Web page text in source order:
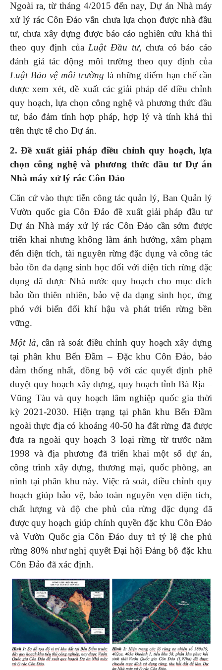
Ngoài ra, từ tháng 4/2015 đến nay, Dự án Nhà máy
xử lý rác Côn Đảo vẫn chưa lựa chọn được nhà đầu
tư, chưa xây dựng được báo cáo nghiên cứu khả thi
theo quy định của Luật Đầu tư, chưa có báo cáo
đánh giá tác động môi trường theo quy định của
Luật Bảo vệ môi trường là những điểm hạn chế cần
được xem xét, đề xuất các giải pháp để điều chỉnh
quy hoạch, lựa chọn công nghệ và phương thức đầu
tư, bảo đảm tính hợp pháp, hợp lý và tính khả thi
trên thực tế cho Dự án.
2. Đề xuất giải pháp điều chỉnh quy hoạch, lựa
chọn công nghệ và phương thức đầu tư Dự án
Nhà máy xử lý rác Côn Đảo
Căn cứ vào thực tiễn công tác quản lý, Ban Quản lý
Vườn quốc gia Côn Đảo đề xuất giải pháp đầu tư
Dự án Nhà máy xử lý rác Côn Đảo cần sớm được
triển khai nhưng không làm ảnh hưởng, xâm phạm
đến diện tích, tài nguyên rừng đặc dụng và công tác
bảo tồn đa dạng sinh học đối với diện tích rừng đặc
dụng đã được Nhà nước quy hoạch cho mục đích
bảo tồn thiên nhiên, bảo vệ đa dạng sinh học, ứng
phó với biến đổi khí hậu và phát triển rừng bền
vững.
Một là, cần rà soát điều chỉnh quy hoạch xây dựng
tại phân khu Bến Đầm – Đặc khu Côn Đảo, bảo
đảm thống nhất, đồng bộ với các quyết định phê
duyệt quy hoạch xây dựng, quy hoạch tỉnh Bà Rịa –
Vũng Tàu và quy hoạch lâm nghiệp quốc gia thời
kỳ 2021-2030. Hiện trạng tại phân khu Bến Đầm
ngoài thực địa có khoảng 40-50 ha đất rừng đã được
đưa ra ngoài quy hoạch 3 loại rừng từ trước năm
1998 và địa phương đã triển khai một số dự án,
công trình xây dựng, thương mại, quốc phòng, an
ninh tại phân khu này. Việc rà soát, điều chỉnh quy
hoạch giúp bảo vệ, bảo toàn nguyên vẹn diện tích,
chất lượng và độ che phủ của rừng đặc dụng đã
được quy hoạch giúp chính quyền đặc khu Côn Đảo
và Vườn Quốc gia Côn Đảo duy trì tỷ lệ che phủ
rừng 80% như nghị quyết Đại hội Đảng bộ đặc khu
Côn Đảo đã xác định.